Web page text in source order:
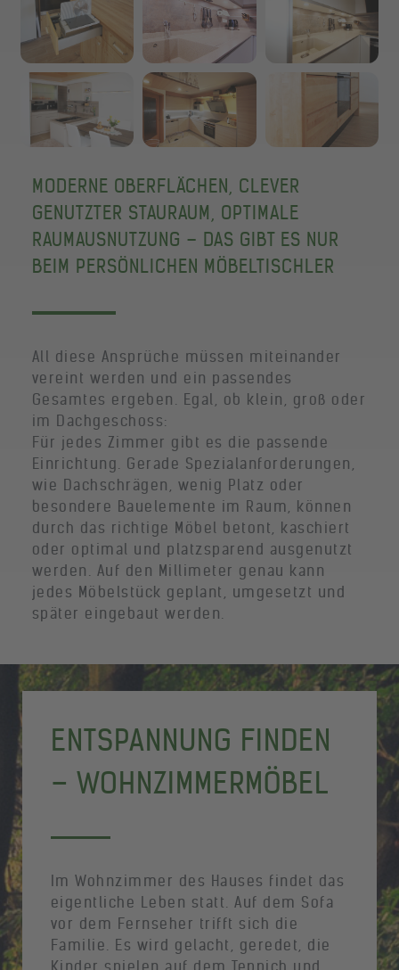
MODERNE OBERFLÄCHEN, CLEVER
GENUTZTER STAURAUM, OPTIMALE
RAUMAUSNUTZUNG – DAS GIBT ES NUR
BEIM PERSÖNLICHEN MÖBELTISCHLER
All diese Ansprüche müssen miteinander
vereint werden und ein passendes
Gesamtes ergeben. Egal, ob klein, groß oder
im Dachgeschoss:
Für jedes Zimmer gibt es die passende
Einrichtung. Gerade Spezialanforderungen,
wie Dachschrägen, wenig Platz oder
besondere Bauelemente im Raum, können
durch das richtige Möbel betont, kaschiert
oder optimal und platzsparend ausgenutzt
werden. Auf den Millimeter genau kann
jedes Möbelstück geplant, umgesetzt und
später eingebaut werden.
ENTSPANNUNG FINDEN
– WOHNZIMMERMÖBEL
Im Wohnzimmer des Hauses findet das
eigentliche Leben statt. Auf dem Sofa
vor dem Fernseher trifft sich die
Familie. Es wird gelacht, geredet, die